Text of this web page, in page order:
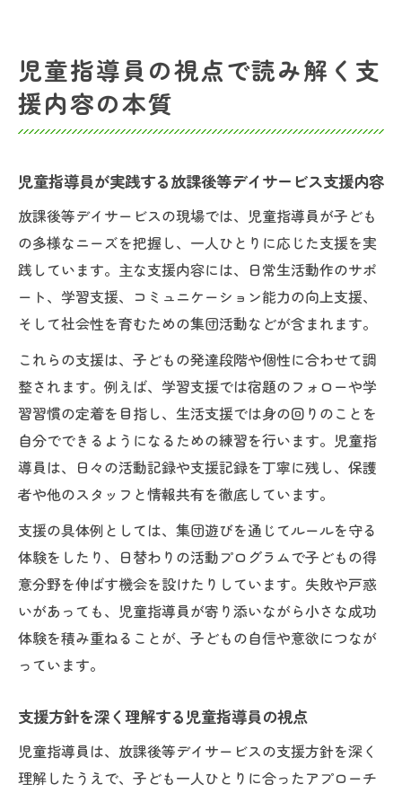
児童指導員の視点で読み解く支
援内容の本質
児童指導員が実践する放課後等デイサービス支援内容
放課後等デイサービスの現場では、児童指導員が子ども
の多様なニーズを把握し、一人ひとりに応じた支援を実
践しています。主な支援内容には、日常生活動作のサポ
ート、学習支援、コミュニケーション能力の向上支援、
そして社会性を育むための集団活動などが含まれます。
これらの支援は、子どもの発達段階や個性に合わせて調
整されます。例えば、学習支援では宿題のフォローや学
習習慣の定着を目指し、生活支援では身の回りのことを
自分でできるようになるための練習を行います。児童指
導員は、日々の活動記録や支援記録を丁寧に残し、保護
者や他のスタッフと情報共有を徹底しています。
支援の具体例としては、集団遊びを通じてルールを守る
体験をしたり、日替わりの活動プログラムで子どもの得
意分野を伸ばす機会を設けたりしています。失敗や戸惑
いがあっても、児童指導員が寄り添いながら小さな成功
体験を積み重ねることが、子どもの自信や意欲につなが
っています。
支援方針を深く理解する児童指導員の視点
児童指導員は、放課後等デイサービスの支援方針を深く
理解したうえで、子ども一人ひとりに合ったアプローチ